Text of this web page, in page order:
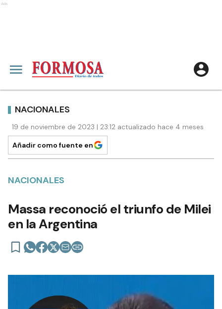
Ads
NACIONALES
19 de noviembre de 2023 | 23:12 actualizado hace 4 meses
Añadir como fuente en
NACIONALES
Massa reconoció el triunfo de Milei
en la Argentina